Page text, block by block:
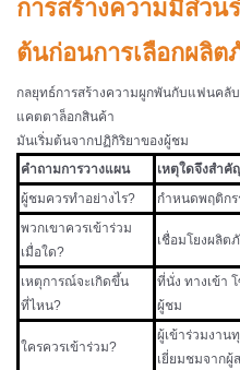
การสร้างความมีส่ว
ต้นก่อนการเลือกผลิ
กลยุทธ์การสร้างความผูกพันกับแฟนคลั
แคตตาล็อกสินค้า
มันเริ่มต้นจากปฏิกิริยาของผู้ชม
คำถามการวางแผน
เหตุใดจึงสำคั
ผู้ชมควรทำอย่างไร?
กำหนดพฤติกร
พวกเขาควรเข้าร่วม
เมื่อใด?
เชื่อมโยงผลิต
เหตุการณ์จะเกิดขึ้น
ที่ไหน?
ที่นั่ง ทางเข้า
ผู้ชม
ใครควรเข้าร่วม?
ผู้เข้าร่วมงาน
เยี่ยมชมจากผู้